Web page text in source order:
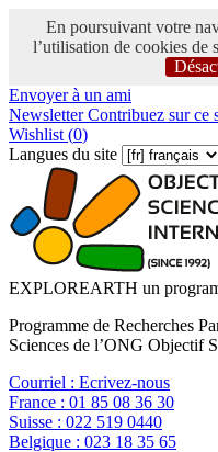
En poursuivant votre
l’utilisation de cookies de
Envoyer à un ami
NewsletterContribuez sur ce
Wishlist (0)
Langues du site
EXPLOREARTH un
Programme de Recherches
Sciences de l’ONG Objectif
Courriel : Ecrivez-nous
France : 01 85 08 36 30
Suisse : 022 519 0440
Belgique : 023 18 35 65